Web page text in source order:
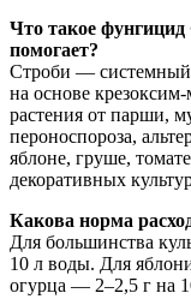
Что такое фунгицид
помогает?
Строби —
на основе
растения от парши,
пероноспороза,
яблоне, груше,
декоративных
Какова норма
Для большинства
10 л воды. Для
огурца — 2–2,5 г на